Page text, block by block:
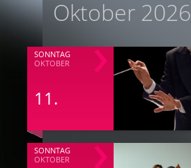
Oktober 2026
SONNTAG
OKTOBER
11.
SONNTAG
OKTOBER